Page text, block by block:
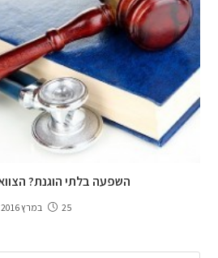
השפעה בלתי הוגנת?
25 במרץ 2016